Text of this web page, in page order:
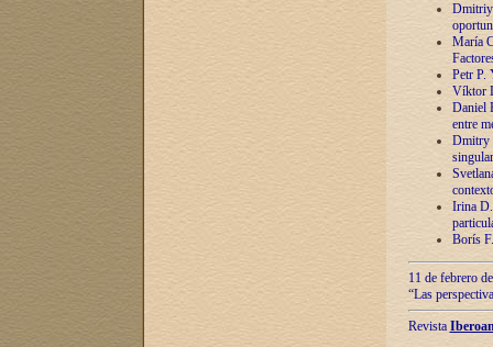
Dmitriy
María
Petr P.
Víktor
Daniel
entre
Dmitry
Irina
Borís
11 de febrero
“Las
Revista